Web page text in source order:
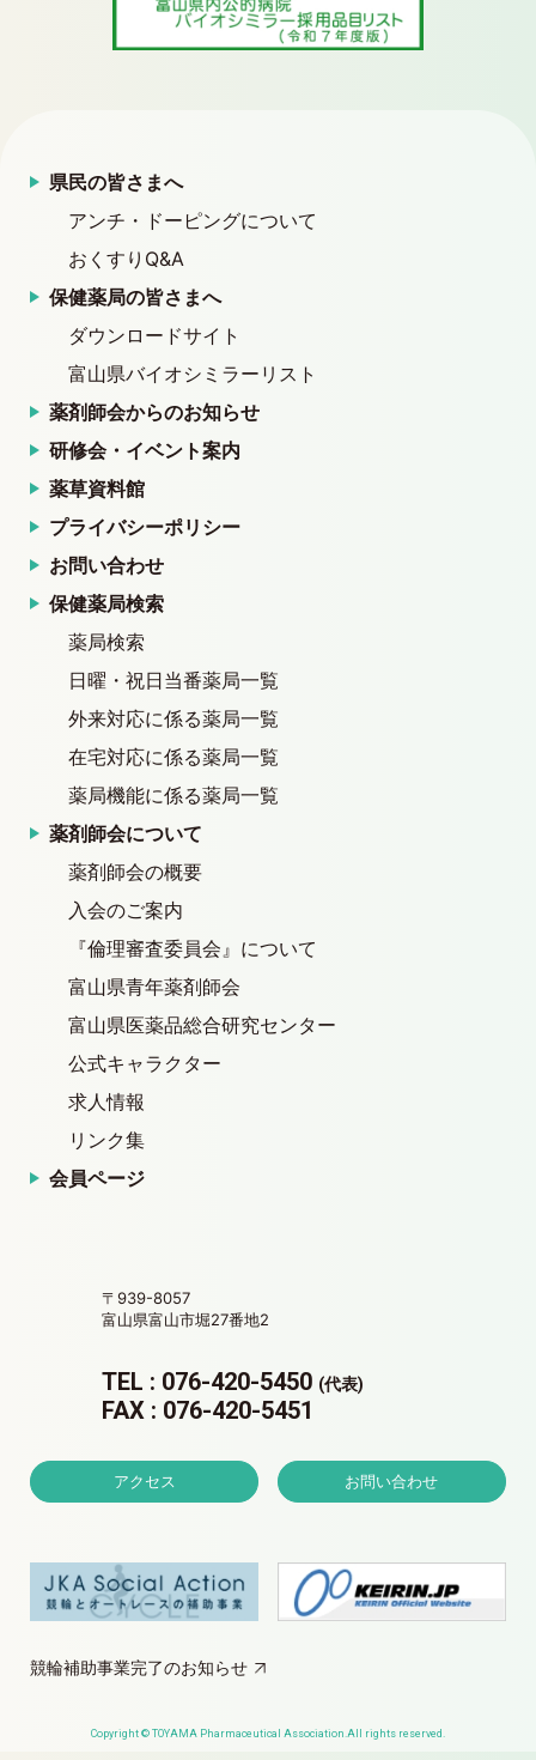
県民の皆さまへ
アンチ・ドーピングについて
おくすりQ&A
保健薬局の皆さまへ
ダウンロードサイト
富山県バイオシミラーリスト
薬剤師会からのお知らせ
研修会・イベント案内
薬草資料館
プライバシーポリシー
お問い合わせ
保健薬局検索
薬局検索
日曜・祝日当番薬局一覧
外来対応に係る薬局一覧
在宅対応に係る薬局一覧
薬局機能に係る薬局一覧
薬剤師会について
薬剤師会の概要
入会のご案内
『倫理審査委員会』について
富山県青年薬剤師会
富山県医薬品総合研究センター
公式キャラクター
求人情報
リンク集
会員ページ
〒939-8057
富山県富山市堀27番地2
TEL : 076-420-5450 (代表)
FAX : 076-420-5451
アクセス お問い合わせ
競輪補助事業完了のお知らせ
Copyright © TOYAMA Pharmaceutical Association.All rights reserved.